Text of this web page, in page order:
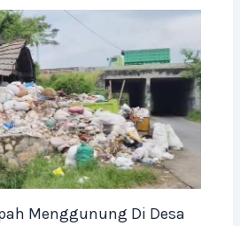
Menggunung Di Desa